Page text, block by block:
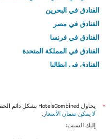
الفنادق في البحرين
الفنادق في مصر
الفنادق في فرنسا
الفنادق في المملكة المتحدة
الفنادق في إيطاليا
*
يحاول HotelsCombined بشكل دائم الحصول على الأسعار الدقيقة، ولكن
لا يمكن ضمان الأسعار .
إليك السبب: